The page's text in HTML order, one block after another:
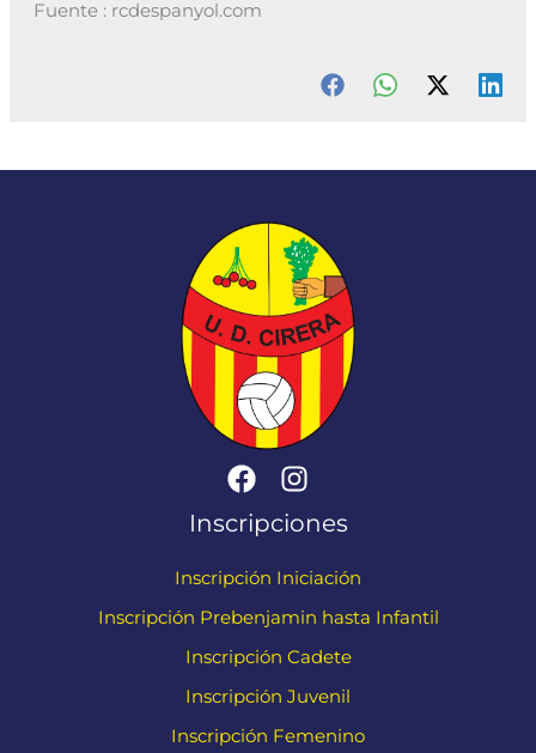
Fuente : rcdespanyol.com
Inscripciones
Inscripción Iniciación
Inscripción Prebenjamin hasta Infantil
Inscripción Cadete
Inscripción Juvenil
Inscripción Femenino